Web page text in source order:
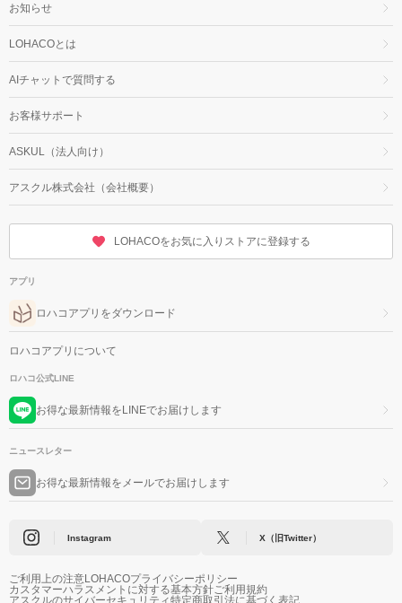
お知らせ
LOHACOとは
AIチャットで質問する
お客様サポート
ASKUL（法人向け）
アスクル株式会社（会社概要）
LOHACOをお気に入りストアに登録する
アプリ
ロハコアプリをダウンロード
ロハコアプリについて
ロハコ公式LINE
お得な最新情報をLINEでお届けします
ニュースレター
お得な最新情報をメールでお届けします
Instagram X（旧Twitter）
ご利用上の注意LOHACOプライバシーポリシー
カスタマーハラスメントに対する基本方針ご利用規約